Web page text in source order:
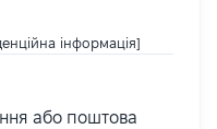
інформація]
або поштова